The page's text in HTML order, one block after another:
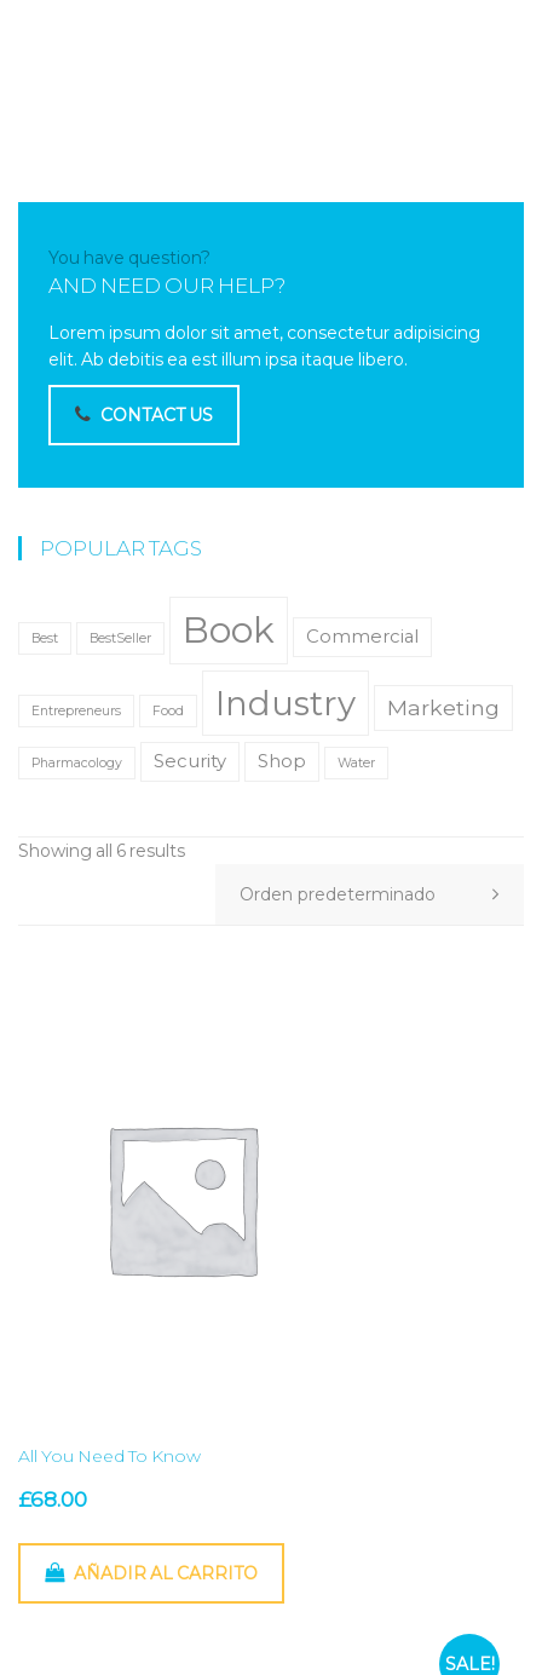
Showing all 6 results
All You Need To Know
£68.00
AÑADIR AL CARRITO
SALE!
You have question?
AND NEED OUR HELP?
Lorem ipsum dolor sit amet, consectetur adipisicing
elit. Ab debitis ea est illum ipsa itaque libero.
CONTACT US
POPULAR TAGS
Best BestSeller Book Commercial
Entrepreneurs Food Industry Marketing
Pharmacology Security Shop Water